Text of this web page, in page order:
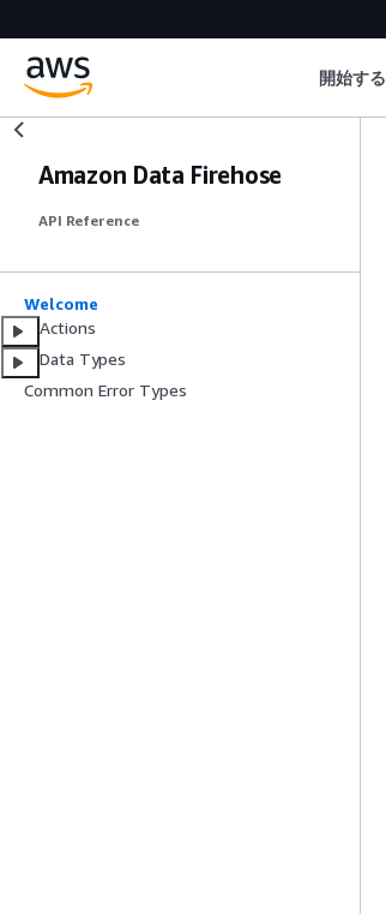
開始する
Amazon Data Firehose
API Reference
Welcome
Actions
Data Types
Common Error Types